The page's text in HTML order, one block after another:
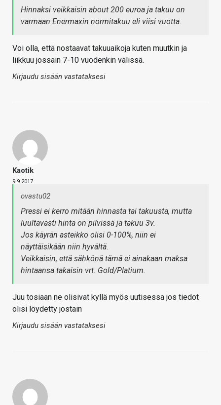
Hinnaksi veikkaisin about 200 euroa ja takuu on
varmaan Enermaxin normitakuu eli viisi vuotta.
Voi olla, että nostaavat takuuaikoja kuten muutkin ja
liikkuu jossain 7-10 vuodenkin välissä.
Kirjaudu sisään vastataksesi
Kaotik
9.9.2017
ovastu02
Pressi ei kerro mitään hinnasta tai takuusta, mutta
luultavasti hinta on pilvissä ja takuu 3v.
Jos käyrän asteikko olisi 0-100%, niin ei
näyttäisikään niin hyvältä.
Veikkaisin, että sähkönä tämä ei ainakaan maksa
hintaansa takaisin vrt. Gold/Platium.
Juu tosiaan ne olisivat kyllä myös uutisessa jos tiedot
olisi löydetty jostain
Kirjaudu sisään vastataksesi